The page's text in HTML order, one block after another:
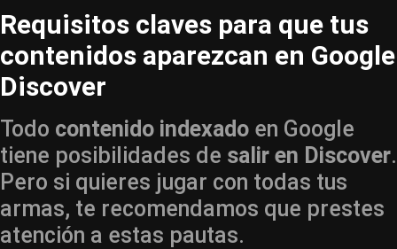
Requisitos claves para que tus
contenidos aparezcan en Google
Discover
Todo contenido indexado en Google
tiene posibilidades de salir en Discover.
Pero si quieres jugar con todas tus
armas, te recomendamos que prestes
atención a estas pautas.